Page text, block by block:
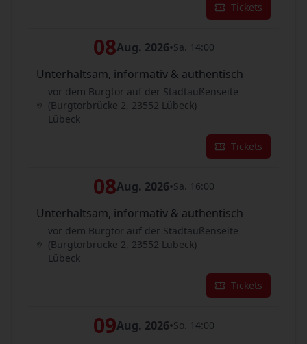
Tickets
08Aug. 2026•Sa. 14:00
Unterhaltsam, informativ & authentisch
vor dem Burgtor auf der Stadtaußenseite
(Burgtorbrücke 2, 23552 Lübeck)
Lübeck
Tickets
08Aug. 2026•Sa. 16:00
Unterhaltsam, informativ & authentisch
vor dem Burgtor auf der Stadtaußenseite
(Burgtorbrücke 2, 23552 Lübeck)
Lübeck
Tickets
09Aug. 2026•So. 14:00